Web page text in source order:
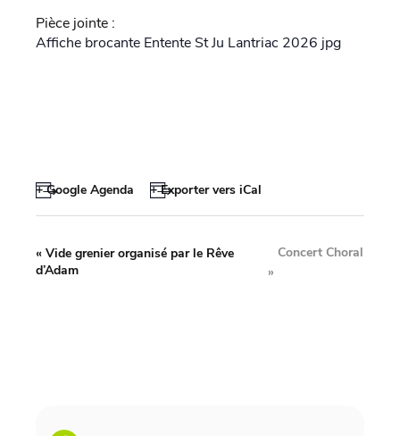
Pièce jointe :
Affiche brocante Entente St Ju Lantriac 2026 jpg
+ Google Agenda + Exporter vers iCal
« Vide grenier organisé par le Rêve
d’Adam
Concert Choral
»